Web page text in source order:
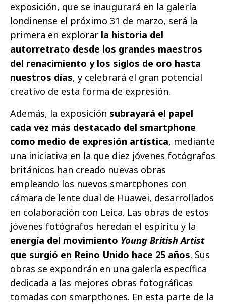
exposición, que se inaugurará en la galería
londinense el próximo 31 de marzo, será la
primera en explorar la historia del
autorretrato desde los grandes maestros
del renacimiento y los siglos de oro hasta
nuestros días, y celebrará el gran potencial
creativo de esta forma de expresión.
Además, la exposición subrayará el papel
cada vez más destacado del smartphone
como medio de expresión artística, mediante
una iniciativa en la que diez jóvenes fotógrafos
británicos han creado nuevas obras
empleando los nuevos smartphones con
cámara de lente dual de Huawei, desarrollados
en colaboración con Leica. Las obras de estos
jóvenes fotógrafos heredan el espíritu y la
energía del movimiento Young British Artist
que surgió en Reino Unido hace 25 años. Sus
obras se expondrán en una galería específica
dedicada a las mejores obras fotográficas
tomadas con smarpthones. En esta parte de la